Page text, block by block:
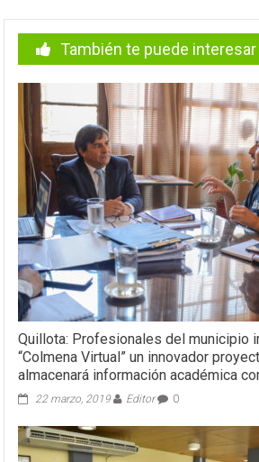
También te puede interesar
Quillota: Profesionales del municipio
“Colmena Virtual” un innovador
almacenará información académica
22 marzo, 2019 Editor 0